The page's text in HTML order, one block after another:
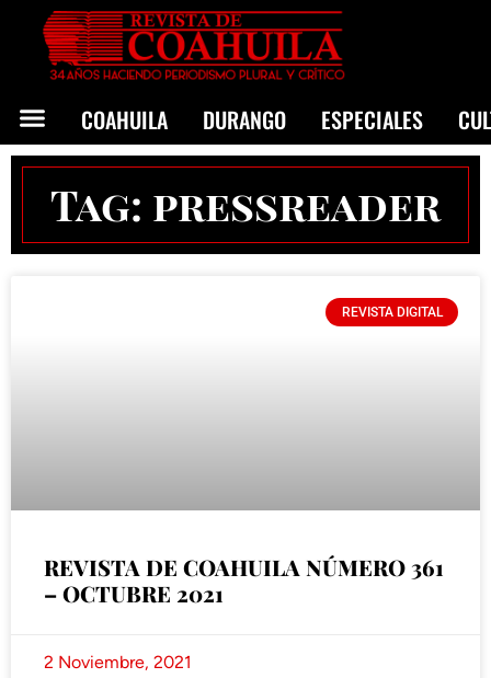
COAHUILA DURANGO ESPECIALES
Tag: pressreader
REVISTA DIGITAL
REVISTA DE COAHUILA NÚMERO 361
– OCTUBRE 2021
2 Noviembre, 2021